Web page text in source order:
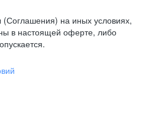
на иных условиях,
в настоящей оферте, либо